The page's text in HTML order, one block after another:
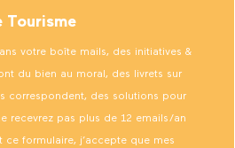
Tourisme
votre boîte mails, des initiatives &
du bien au moral, des livrets sur
correspondent, des solutions pour
recevrez pas plus de 12 emails/an
ce formulaire, j’accepte que mes